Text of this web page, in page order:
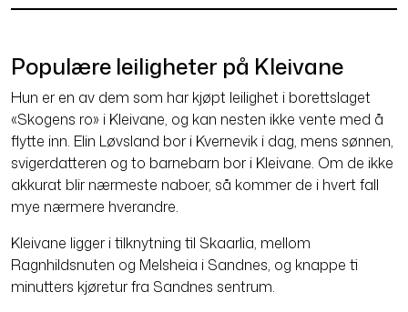
Populære leiligheter på Kleivane
Hun er en av dem som har kjøpt leilighet i borettslaget
«Skogens ro» i Kleivane, og kan nesten ikke vente med å
flytte inn. Elin Løvsland bor i Kvernevik i dag, mens sønnen,
svigerdatteren og to barnebarn bor i Kleivane. Om de ikke
akkurat blir nærmeste naboer, så kommer de i hvert fall
mye nærmere hverandre.
Kleivane ligger i tilknytning til Skaarlia, mellom
Ragnhildsnuten og Melsheia i Sandnes, og knappe ti
minutters kjøretur fra Sandnes sentrum.